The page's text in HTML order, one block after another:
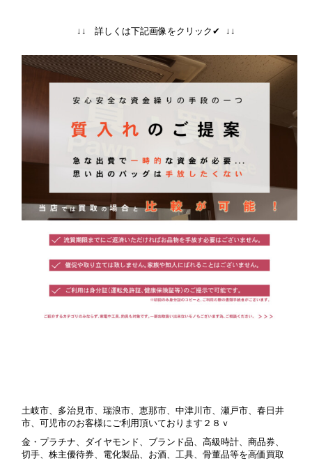
↓↓ 詳しくは下記画像をクリック✔ ↓↓
土岐市、多治見市、瑞浪市、恵那市、中津川市、瀬戸市、春日井
市、可児市のお客様にご利用頂いております２８ｖ
金・プラチナ、ダイヤモンド、ブランド品、高級時計、商品券、
切手、株主優待券、電化製品、お酒、工具、骨董品等を高価買取